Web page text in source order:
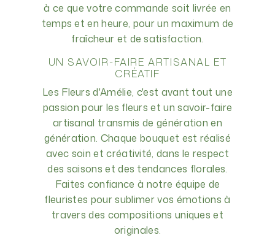
à ce que votre commande soit livrée en
temps et en heure, pour un maximum de
fraîcheur et de satisfaction.
UN SAVOIR-FAIRE ARTISANAL ET
CRÉATIF
Les Fleurs d'Amélie, c'est avant tout une
passion pour les fleurs et un savoir-faire
artisanal transmis de génération en
génération. Chaque bouquet est réalisé
avec soin et créativité, dans le respect
des saisons et des tendances florales.
Faites confiance à notre équipe de
fleuristes pour sublimer vos émotions à
travers des compositions uniques et
originales.